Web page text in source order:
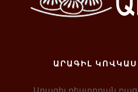
ԱՐԱԳԻԼ
Արագիլ ռեստորան